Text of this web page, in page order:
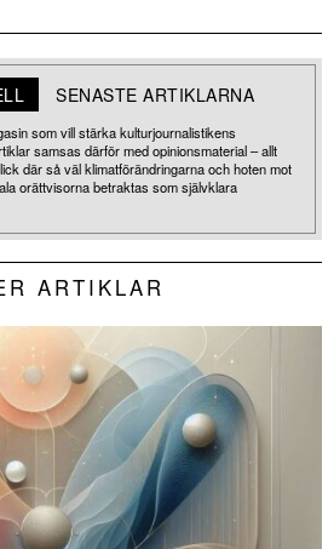
SENASTE ARTIKLARNA
som vill stärka kulturjournalistikens
samsas därför med opinionsmaterial – allt
där så väl klimatförändringarna och hoten mot
orättvisorna betraktas som självklara
ARTIKLAR